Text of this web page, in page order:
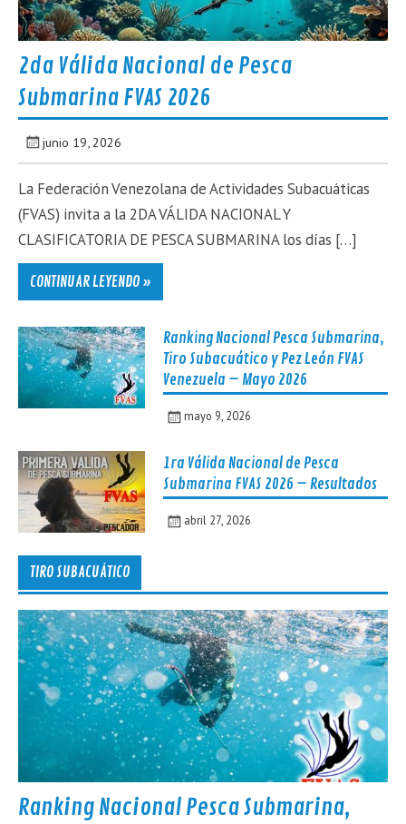
2da Válida Nacional de Pesca
Submarina FVAS 2026
junio 19, 2026
La Federación Venezolana de Actividades Subacuáticas
(FVAS) invita a la 2DA VÁLIDA NACIONAL Y
CLASIFICATORIA DE PESCA SUBMARINA los días […]
CONTINUAR LEYENDO »
Ranking Nacional Pesca Submarina,
Tiro Subacuático y Pez León FVAS
Venezuela – Mayo 2026
mayo 9, 2026
1ra Válida Nacional de Pesca
Submarina FVAS 2026 – Resultados
abril 27, 2026
TIRO SUBACUÁTICO
Ranking Nacional Pesca Submarina,